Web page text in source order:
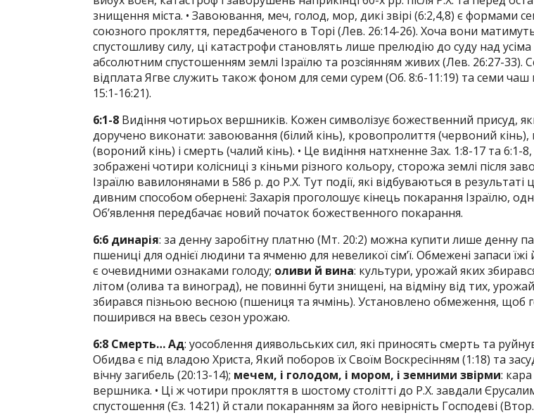
знищення міста. • Завоювання, меч, голод, мор, дикі звірі (6:2,4,8) є формами
союзного прокляття, передбаченого в Торі (Лев. 26:14-26). Хоча вони
спустошливу силу, ці катастрофи становлять лише прелюдію до суду над усіма
абсолютним спустошенням землі Ізраїлю та розсіянням живих (Лев. 26:27-33).
відплата Ягве служить також фоном для семи сурем (Об. 8:6-11:19) та семи чаш
15:1-16:21).
6:1-8 Видіння чотирьох вершників. Кожен символізує божественний присуд,
доручено виконати: завоювання (білий кінь), кровопролиття (червоний кінь),
(вороний кінь) і смерть (чалий кінь). • Це видіння натхненне Зах. 1:8-17 та 6:1-
зображені чотири колісниці з кіньми різного кольору, сторожа землі після
Ізраїлю вавилонянами в 586 р. до Р.Х. Тут події, які відбуваються в результаті
дивним способом обернені: Захарія проголошує кінець покарання Ізраїлю,
Об’явлення передбачає новий початок божественного покарання.
6:6 динарія: за денну заробітну платню (Мт. 20:2) можна купити лише денну
пшениці для однієї людини та ячменю для невеликої сім’ї. Обмежені запаси їжі
є очевидними ознаками голоду; оливи й вина: культури, урожай яких
літом (олива та виноград), не повинні бути знищені, на відміну від тих,
збирався пізньою весною (пшениця та ячмінь). Установлено обмеження, щоб
поширився на ввесь сезон урожаю.
6:8 Смерть… Ад: уособлення диявольських сил, які приносять смерть та
Обидва є під владою Христа, Який поборов їх Своїм Воскресінням (1:18) та
вічну загибель (20:13-14); мечем, і голодом, і мором, і земними звірми:
вершника. • Ці ж чотири прокляття в шостому столітті до Р.Х. завдали
спустошення (Єз. 14:21) й стали покаранням за його невірність Господеві